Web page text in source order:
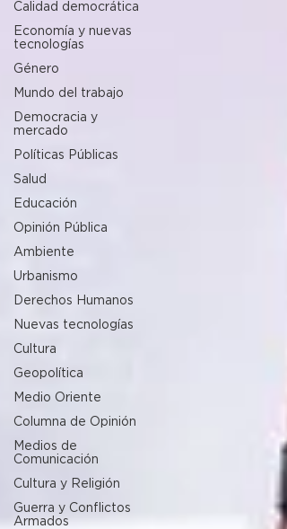
Calidad democrática
Economía y nuevas
tecnologías
Género
Mundo del trabajo
Democracia y
mercado
Políticas Públicas
Salud
Educación
Opinión Pública
Ambiente
Urbanismo
Derechos Humanos
Nuevas tecnologías
Cultura
Geopolítica
Medio Oriente
Columna de Opinión
Medios de
Comunicación
Cultura y Religión
Guerra y Conflictos
Armados